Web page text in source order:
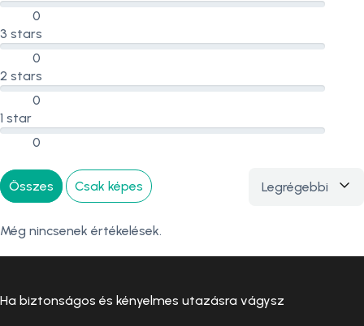
0
3 stars
0
2 stars
0
1 star
0
Összes Csak képes Legrégebbi
Még nincsenek értékelések.
Ha biztonságos és kényelmes utazásra vágysz